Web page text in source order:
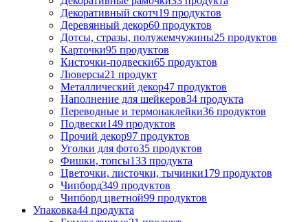
Декоративный скотч19 продуктов
Деревянный декор60 продуктов
Дотсы, стразы, полужемчужины25 продуктов
Карточки95 продуктов
Кисточки-подвески65 продуктов
Люверсы21 продукт
Металлический декор47 продуктов
Наполнение для шейкеров34 продукта
Переводные и термонаклейки36 продуктов
Подвески149 продуктов
Прочий декор97 продуктов
Уголки для фото35 продуктов
Фишки, топсы133 продукта
Цветочки, листочки, тычинки179 продуктов
Чипборд349 продуктов
Чипборд цветной99 продуктов
Упаковка44 продукта